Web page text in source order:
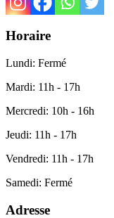
Horaire
Lundi: Fermé
Mardi: 11h - 17h
Mercredi: 10h - 16h
Jeudi: 11h - 17h
Vendredi: 11h - 17h
Samedi: Fermé
Adresse